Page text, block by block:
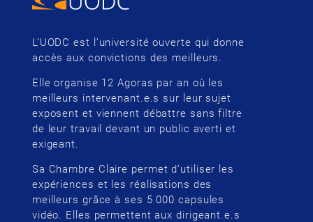
L’UODC est l’université ouverte qui donne
accès aux convictions des meilleurs.
Elle organise 12 Agoras par an où les
meilleurs intervenant.e.s sur leur sujet
exposent et viennent débattre sans filtre
de leur travail devant un public averti et
exigeant.
Sa Chambre Claire permet d’utiliser les
expériences et les réalisations des
meilleurs grâce à ses 5 000 capsules
vidéo. Elles permettent aux dirigeant.e.s